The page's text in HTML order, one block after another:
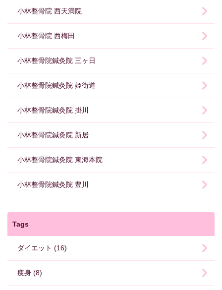
小林整骨院 西天満院
小林整骨院 西梅田
小林整骨院鍼灸院 三ヶ日
小林整骨院鍼灸院 姫街道
小林整骨院鍼灸院 掛川
小林整骨院鍼灸院 新居
小林整骨院鍼灸院 東海本院
小林整骨院鍼灸院 豊川
Tags
ダイエット (16)
痩身 (8)